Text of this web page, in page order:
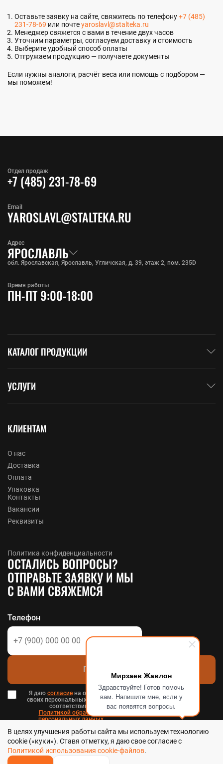
Мирзаев Жавлон
Здравствуйте! Готов помочь
вам. Напишите мне, если у
вас появятся вопросы.
Оставьте заявку на сайте, свяжитесь по телефону+7 (485)
231-78-69 или почтеyaroslavl@stalteka.ru
Менеджер свяжется с вами в течение двух часов
Уточним параметры, согласуем доставку и стоимость
Выберите удобный способ оплаты
Отгружаем продукцию — получаете документы
Если нужны аналоги, расчёт веса или помощь с подбором —
мы поможем!
Отдел продаж
+7 (485) 231-78-69
Адрес
ЯРОСЛАВЛЬ
обл. Ярославская, Ярославль, Угличская, д. 39, этаж 2, пом. 235D
Email
YAROSLAVL@STALTEKA.RU
Время работы
ПН-ПТ 9:00-18:00
КАТАЛОГ ПРОДУКЦИИ
УСЛУГИ
КЛИЕНТАМ
О нас
Доставка
Оплата
Упаковка
Контакты
Вакансии
Реквизиты
Политика конфиденциальности
ОСТАЛИСЬ ВОПРОСЫ?
ОТПРАВЬТЕ ЗАЯВКУ И МЫ
С ВАМИ СВЯЖЕМСЯ
Телефон
Позвоните мне
Я даю согласиена обработку
своих персональных данных в
соответствии с
Политикой обработки
персональных данных
Пользовательским соглашением .
В целях улучшения работы сайта мы используем технологию
cookie («куки»). Ставя отметку, я даю свое согласие с
Политикой использования cookie-файлов.